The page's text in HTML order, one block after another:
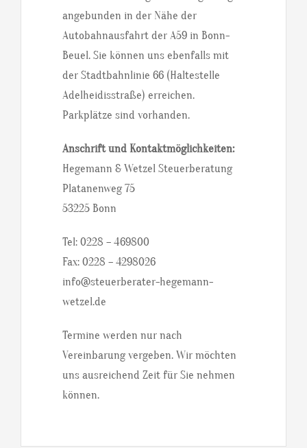
angebunden in der Nähe der
Autobahnausfahrt der A59 in Bonn-
Beuel. Sie können uns ebenfalls mit
der Stadtbahnlinie 66 (Haltestelle
Adelheidisstraße) erreichen.
Parkplätze sind vorhanden.
Anschrift und Kontaktmöglichkeiten:
Hegemann & Wetzel Steuerberatung
Platanenweg 75
53225 Bonn
Tel: 0228 – 469800
Fax: 0228 – 4298026
info@steuerberater-hegemann-
wetzel.de
Termine werden nur nach
Vereinbarung vergeben. Wir möchten
uns ausreichend Zeit für Sie nehmen
können.